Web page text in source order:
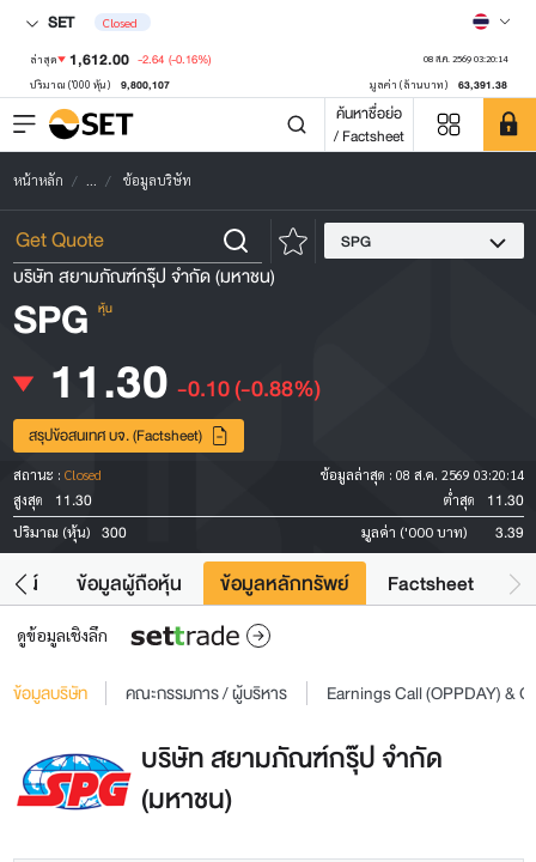
SET Closed
ล่าสุด 1,612.00 -2.64 (-0.16%) 08 ส.ค. 2569 03:20:14
ปริมาณ ('000 หุ้น) 9,800,107 มูลค่า (ล้านบาท) 63,391.38
ค้นหาชื่อย่อ
/ Factsheet
หน้าหลัก ... ข้อมูลบริษัท
SPG
บริษัท สยามภัณฑ์กรุ๊ป จำกัด (มหาชน)
SPG หุ้น
11.30 -0.10(-0.88%)
สรุปข้อสนเทศ บจ. (Factsheet)
สถานะ : Closed ข้อมูลล่าสุด : 08 ส.ค. 2569 03:20:14
สูงสุด
11.30 ต่ำสุด 11.30
ปริมาณ (หุ้น) 300 มูลค่า ('000 บาท) 3.39
ยชน์ ข้อมูลผู้ถือหุ้น ข้อมูลหลักทรัพย์ Factsheet
ดูข้อมูลเชิงลึก
ข้อมูลบริษัท คณะกรรมการ / ผู้บริหาร Earnings Call (OPPDAY) &
บริษัท สยามภัณฑ์กรุ๊ป จำกัด
(มหาชน)